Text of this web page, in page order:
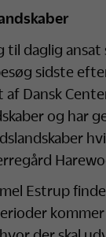
daglig ansat
sidste
Dansk
og har
Estrup